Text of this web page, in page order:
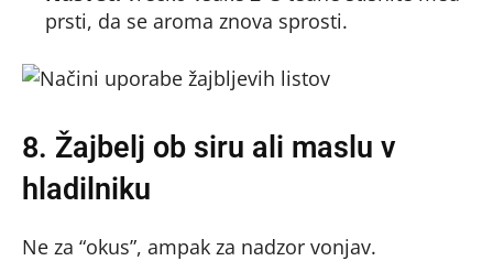
prsti, da se aroma znova sprosti.
8. Žajbelj ob siru ali maslu v
hladilniku
Ne za “okus”, ampak za nadzor vonjav.